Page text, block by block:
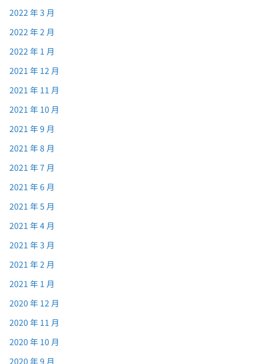
2022 年 3 月
2022 年 2 月
2022 年 1 月
2021 年 12 月
2021 年 11 月
2021 年 10 月
2021 年 9 月
2021 年 8 月
2021 年 7 月
2021 年 6 月
2021 年 5 月
2021 年 4 月
2021 年 3 月
2021 年 2 月
2021 年 1 月
2020 年 12 月
2020 年 11 月
2020 年 10 月
2020 年 9 月